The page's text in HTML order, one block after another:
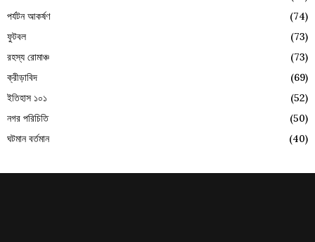
পর্যটন আকর্ষণ
(74)
ফুটবল
(73)
রহস্য রোমাঞ্চ
(73)
ক্রীড়াবিদ
(69)
ইতিহাস ১০১
(52)
নগর পরিচিতি
(50)
ঘটমান বর্তমান
(40)